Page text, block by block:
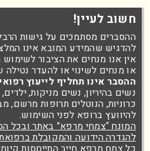
חשוב לעיין!
ההסברים מסתמכים על גישות
להדגיש שהמידע המובא אינו
אין אנו מנחים את הציבור לשימוש
או מנחים לשינוי או להעדר
ההסבר אינו תחליף לייעוץ
נשים בהיריון, נשים מניקות,
כרוניות, הנוטלים תרופות מרשם,
להיוועץ ברופא לפני השימוש.
המונח “צמחי מרפא” באתר ובכל
להגדרה הידועה והמקובלת